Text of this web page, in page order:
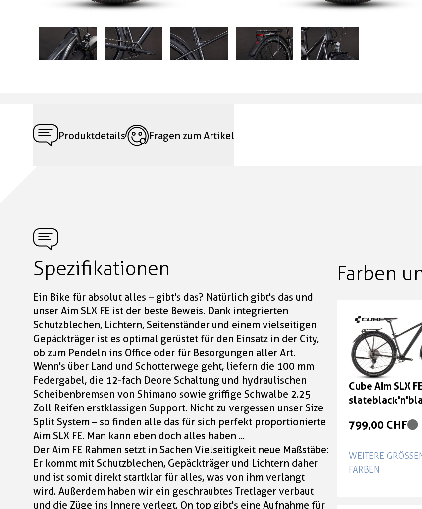
Produktdetails Fragen zum Artikel
Spezifikationen
Ein Bike für absolut alles – gibt's das? Natürlich gibt's das und
unser Aim SLX FE ist der beste Beweis. Dank integrierten
Schutzblechen, Lichtern, Seitenständer und einem vielseitigen
Gepäckträger ist es optimal gerüstet für den Einsatz in der City,
ob zum Pendeln ins Office oder für Besorgungen aller Art.
Wenn's über Land und Schotterwege geht, liefern die 100 mm
Federgabel, die 12-fach Deore Schaltung und hydraulischen
Scheibenbremsen von Shimano sowie griffige Schwalbe 2.25
Zoll Reifen erstklassigen Support. Nicht zu vergessen unser Size
Split System – so finden alle das für sich perfekt proportionierte
Aim SLX FE. Man kann eben doch alles haben ...
Der Aim FE Rahmen setzt in Sachen Vielseitigkeit neue Maßstäbe:
Er kommt mit Schutzblechen, Gepäckträger und Lichtern daher
und ist somit direkt startklar für alles, was von ihm verlangt
wird. Außerdem haben wir ein geschraubtes Tretlager verbaut
und die Züge ins Innere verlegt. On top gibt's eine Aufnahme für
Farben
Cube Aim SLX FE
799,00 CHF
WEITERE GRÖSSEN,
ARBEN